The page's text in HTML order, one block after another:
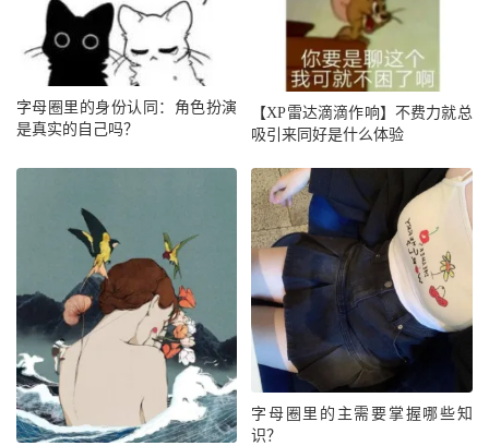
字母圈里的身份认同：角色扮演
是真实的自己吗？
【XP雷达滴滴作响】不费力就总
吸引来同好是什么体验
字母圈里的主需要掌握哪些知
识？